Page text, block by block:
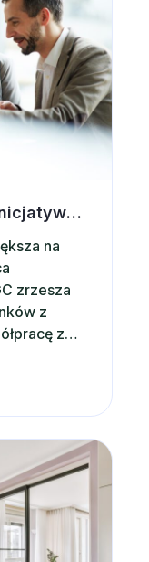
RentPlanet dołączą do inicjatywy UN Global Compact
na
zrzesza
z
z
w 2000
Compact
a wynajem